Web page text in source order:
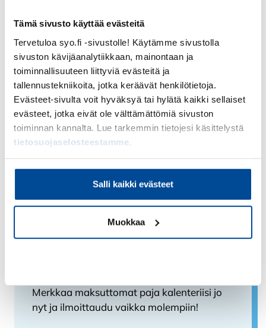
Tämä sivusto käyttää evästeitä
Tervetuloa syo.fi -sivustolle! Käytämme sivustolla
sivuston kävijäanalytiikkaan, mainontaan ja
toiminnallisuuteen liittyviä evästeitä ja
tallennustekniikoita, jotka keräävät henkilötietoja.
Evästeet-sivulta voit hyväksyä tai hylätä kaikki sellaiset
evästeet, jotka eivät ole välttämättömiä sivuston
toiminnan kannalta. Lue tarkemmin tietojesi käsittelystä
tietosuojaselosteestamme
Salli kaikki evästeet
Muokkaa
käyttötavat ja työkalut.
Pääset perehtymään tekoälyn työkaluihin
ja opit, miten lähteä liikkeelle. Saat
konkreettisia vinkkejä, miten luova tekoäly
voi auttaa yrittäjää arjessa.
Katso työpajan ohjelma ja
ilmoittaudu
Verkkotyöpajalle seuraa jatkoa heti
parin viikon kuluttua tiistaina 22.10.2024:
Merkkaa maksuttomat paja kalenteriisi jo
nyt ja ilmoittaudu vaikka molempiin!